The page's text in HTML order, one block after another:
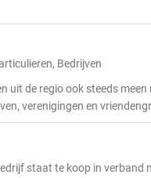
Bedrijven
uit de regio ook steeds meen
verenigingen en
staat te koop in verband